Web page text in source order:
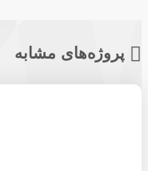
پروژه‌های مشابه